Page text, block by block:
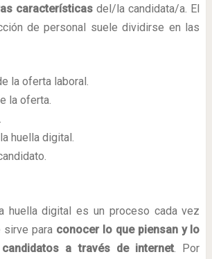
características del/la candidata/a. El
de personal suele dividirse en las
la oferta laboral.
la oferta.
huella digital.
huella digital es un proceso cada vez
sirve para conocer lo que piensan y lo
a través de internet. Por